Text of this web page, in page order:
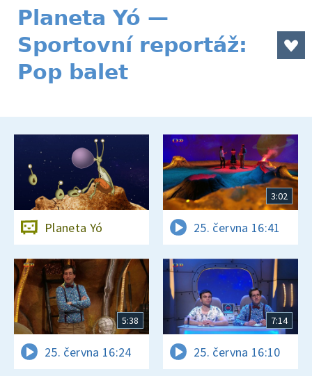
Planeta Yó —
Sportovní reportáž:
Pop balet
Planeta Yó
3:02
25. června 16:41
5:38
25. června 16:24
7:14
25. června 16:10